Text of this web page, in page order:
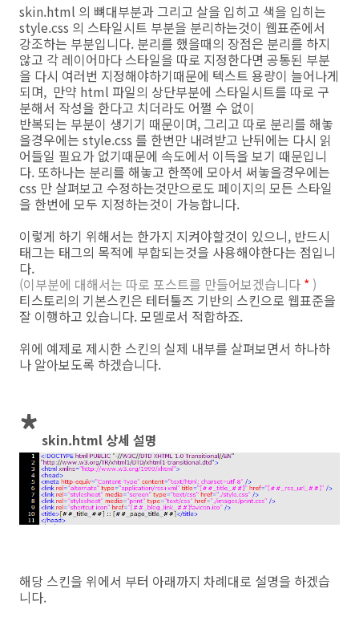
skin.html 의 뼈대부분과 그리고 살을 입히고 색을 입히는
style.css 의 스타일시트 부분을 분리하는것이 웹표준에서
강조하는 부분입니다. 분리를 했을때의 장점은 분리를 하지
않고 각 레이어마다 스타일을 따로 지정한다면 공통된 부분
을 다시 여러번 지정해야하기때문에 텍스트 용량이 늘어나게
되며, 만약 html 파일의 상단부분에 스타일시트를 따로 구
분해서 작성을 한다고 치더라도 어쩔 수 없이
반복되는 부분이 생기기 때문이며, 그리고 따로 분리를 해놓
을경우에는 style.css 를 한번만 내려받고 난뒤에는 다시 읽
어들일 필요가 없기때문에 속도에서 이득을 보기 때문입니
다. 또하나는 분리를 해놓고 한쪽에 모아서 써놓을경우에는
css 만 살펴보고 수정하는것만으로도 페이지의 모든 스타일
을 한번에 모두 지정하는것이 가능합니다.
이렇게 하기 위해서는 한가지 지켜야할것이 있으니, 반드시
태그는 태그의 목적에 부합되는것을 사용해야한다는 점입니
다.
(이부분에 대해서는 따로 포스트를 만들어보겠습니다 * )
티스토리의 기본스킨은 테터툴즈 기반의 스킨으로 웹표준을
잘 이행하고 있습니다. 모델로서 적합하죠.
위에 예제로 제시한 스킨의 실제 내부를 살펴보면서 하나하
나 알아보도록 하겠습니다.
* skin.html 상세 설명
해당 스킨을 위에서 부터 아래까지 차례대로 설명을 하겠습
니다.